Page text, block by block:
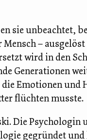
sie unbeachtet,
–
wird in den
Generationen
Emotionen
flüchten musste.
Die Psychologin
gegründet und